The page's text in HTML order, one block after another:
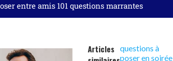
entre amis 101 questions marrantes
Articles questions à
poser en soirée